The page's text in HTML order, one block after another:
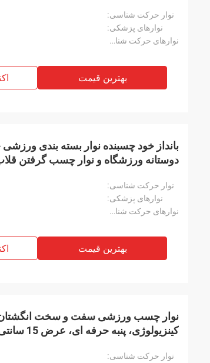
نوار حرکت شناسی:
نوارهای پزشکی:
نوارهای حرکت شناسی:
بهترین قیمت
بانداز خود چسبنده نوار بسته بندی
دوستانه ورزشگاه و نوار چسب گرفتن
نوار حرکت شناسی:
نوارهای پزشکی:
نوارهای حرکت شناسی:
بهترین قیمت
نوار چسب ورزشی سفت و سخت انگشتان
نوار حرکت شناسی: